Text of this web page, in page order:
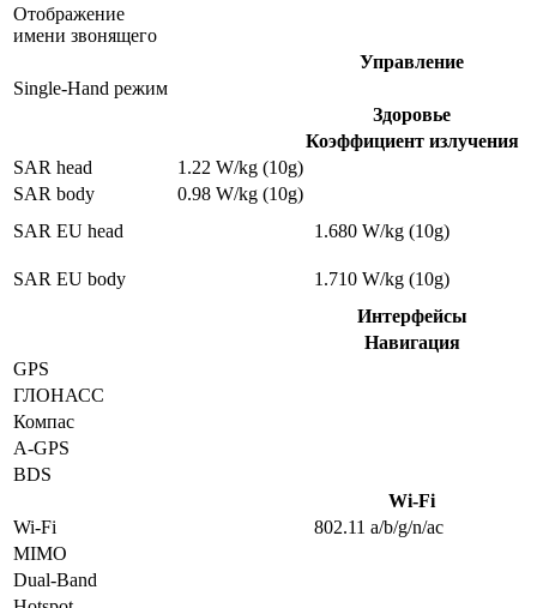
Отображение
имени звонящего
Управление
Single-Hand режим
Здоровье
Коэффициент излучения
SAR head
1.22 W/kg (10g)
SAR body
0.98 W/kg (10g)
SAR EU head
1.680 W/kg (10g)
SAR EU body
1.710 W/kg (10g)
Интерфейсы
Навигация
GPS
ГЛОНАСС
Компас
A-GPS
BDS
Wi-Fi
Wi-Fi
802.11 a/b/g/n/ac
MIMO
Dual-Band